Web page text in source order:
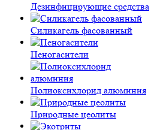
Дезинфицирующие средства
Силикагель фасованный
Пеногасители
Полиокси­хлорид алюминия
Природные цеолиты